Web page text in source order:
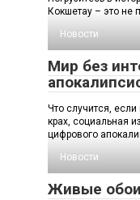
Кокшетау – это не
Новости
Мир без
Что случится,
крах, социальная
цифрового
Новости
Живые обои